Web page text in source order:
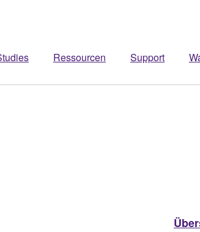
Ressourcen Support